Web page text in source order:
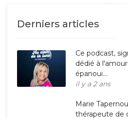
Derniers articles
Ce podcast,
dédié à
épanoui...
il y a 2 ans
Marie
thérapeute de